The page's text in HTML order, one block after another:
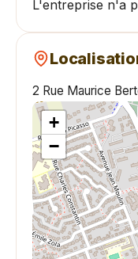
L'entreprise n'a
2 Rue Maurice
+
−